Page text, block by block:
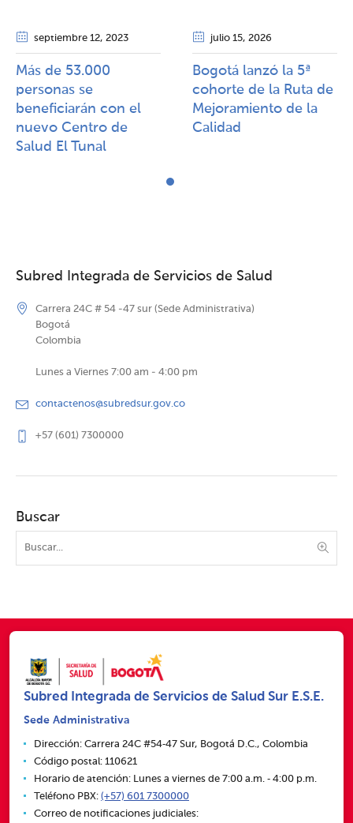
septiembre 12, 2023
Más de 53.000
personas se
beneficiarán con el
nuevo Centro de
Salud El Tunal
julio 15, 2026
Bogotá lanzó la 5ª
cohorte de la Ruta de
Mejoramiento de la
Calidad​​
Subred Integrada de Servicios de Salud
Carrera 24C # 54 -47 sur (Sede Administrativa)
Bogotá
Colombia
Lunes a Viernes 7:00 am - 4:00 pm
contactenos@subredsur.gov.co
+57 (601) 7300000
Buscar
Subred Integrada de Servicios de Salud Sur E.S.E.
Sede Administrativa
Dirección: Carrera 24C #54‑47 Sur, Bogotá D.C., Colombia
Código postal: 110621
Horario de atención: Lunes a viernes de 7:00 a.m. ‑ 4:00 p.m.
Teléfono PBX: (+57) 601 7300000
Correo de notificaciones judiciales: